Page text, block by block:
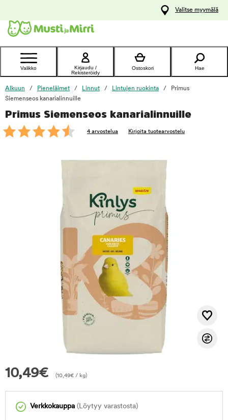
Ota yhteyttä
asiakaspalveluun
Valitse myymälä
Valikko
Kirjaudu /
Rekisteröidy
Ostoskori Hae
Alkuun Pieneläimet Linnut Lintujen ruokinta
Primus
Siemenseos kanarialinnuille
Primus Siemenseos kanarialinnuille
4 arvostelua Kirjoita tuotearvostelu
10,49€ (10,49€ / kg)
Verkkokauppa (Löytyy varastosta)
foo